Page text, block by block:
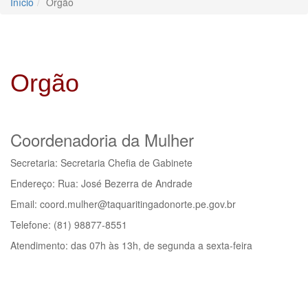
Orgão
Coordenadoria da Mulher
Secretaria: Secretaria Chefia de Gabinete
Endereço: Rua: José Bezerra de Andrade
Email: coord.mulher@taquaritingadonorte.pe.gov.br
Telefone: (81) 98877-8551
Atendimento: das 07h às 13h, de segunda a sexta-feira